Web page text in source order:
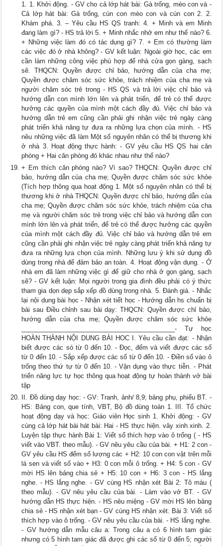
1. 1. Khởi động. - GV cho cả lớp hát bài: Gà trống, mèo con và -
Cả lớp hát bài: Gà trống, cún con mèo con và cún con 2. 2.
Khám phá. 3. – Yêu cầu HS QS tranh: 4. + Minh và em Minh
đang làm gì? - HS trả lời 5. + Minh nhắc nhở em như thế nào? 6.
+ Những việc làm đó có tác dụng gì? 7. + Em có thường làm
các việc đó ở nhà không? - GV kết luận: Ngoài giờ học, các em
cần làm những công việc phù hợp để nhà cửa gọn gàng, sạch
sẽ. THQCN: Quyền được chỉ bảo, hướng dẫn của cha mẹ;
Quyền được chăm sóc sức khỏe, trách nhiệm của cha mẹ và
người chăm sóc trẻ trong - HS QS và trả lời việc chỉ bảo và
hướng dẫn con mình lớn lên và phát triển, để trẻ có thể được
hưởng các quyền của mình một cách đầy đủ. Việc chỉ bảo và
hướng dẫn trẻ em cũng cần phải ghi nhận việc trẻ ngày càng
phát triển khả năng tự đưa ra những lựa chọn của mình. - HS
nêu những việc đã làm Một số nguyên nhân có thể bị thương khi
ở nhà 3. Hoạt động thực hành: - GV yêu cầu HS QS hai căn
phòng + Hai căn phòng đó khác nhau như thế nào?
+ Em thích căn phòng nào? Vì sao? THQCN: Quyền được chỉ
bảo, hướng dẫn của cha mẹ; Quyền được chăm sóc sức khỏe
(Tích hợp thông qua hoạt động 1. Một số nguyên nhân có thể bị
thương khi ở nhà THQCN: Quyền được chỉ bảo, hướng dẫn của
cha mẹ; Quyền được chăm sóc sức khỏe, trách nhiệm của cha
mẹ và người chăm sóc trẻ trong việc chỉ bảo và hướng dẫn con
mình lớn lên và phát triển, để trẻ có thể được hưởng các quyền
của mình một cách đầy đủ. Việc chỉ bảo và hướng dẫn trẻ em
cũng cần phải ghi nhận việc trẻ ngày càng phát triển khả năng tự
đưa ra những lựa chọn của mình. Những lưu ý khi sử dụng đồ
dùng trong nhà để đảm bảo an toàn. 4. Hoạt động vận dụng. - Ở
nhà em đã làm những việc gì để giữ cho nhà ở gọn gàng, sạch
sẽ? - GV kết luận: Mọi người trong gia đình đều phải có ý thức
tham gia dọn dẹp sắp xếp đồ dùng trong nhà. 5. Đánh giá. - Nhắc
lại nội dung bài học - Nhận xét tiết học - Hướng dẫn hs chuẩn bị
bài sau Điều chỉnh sau bài dạy: THQCN: Quyền được chỉ bảo,
hướng dẫn của cha mẹ; Quyền được chăm sóc sức khỏe
____________________________________________- Tự học
HOÀN THÀNH NỘI DUNG BÀI HOC I. Yêu cầu cần đạt: - Nhận
biết được các só từ 0 đến 10. - Đọc, đếm và viết được các số
từ 0 đến 10. - Sắp xếp được các số từ 0 đến 10. - Điền số vào ô
trống theo thứ tự từ 0 đến 10. - Vận dụng vào thực tiễn. - Phát
triển năng lực tự học thông qua hoạt động tự hoàn thành vở bài
tập
II. Đồ dùng dạy học: - GV: Tranh, ảnh/ 8,9; bảng phụ, phiếu BT. -
HS: Bảng con, que tính, VBT, Bộ đồ dùng toán 1. III. Tổ chức
hoạt động dạy và học: Giáo viên Học sinh 1. Khởi động: - GV
cùng cả lớp hát bài hát bài: Hai - HS thực hiện. vây xinh xinh. 2.
Luyện tập thực hành Bài 1: Viết số thích hợp vào ô trống ( - HS
viết vào VBT. theo mẫu). - GV nêu yêu cầu của bài. + H1: 2 con -
GV yêu cầu HS đếm số lượng các + H2: 10 con con vật trên mỗi
lá sen và viết số vào + H3: 0 con mỗi ô trống. + H4: 5 con - GV
mời HS lên bảng chia sẻ + H5: 10 con + H6: 3 con - HS lắng
nghe. - HS lắng nghe. - GV cùng HS nhận xét Bài 2: Tô màu (
theo mẫu). - GV nêu yêu cầu của bài. - Làm vào vở BT. - GV
hướng dẫn HS thực hiện. - HS nêu miệng - GV mời HS lên bảng
chia sẻ - HS nhận xét bạn - GV cùng HS nhận xét. Bài 3: Viết số
thích hợp vào ô trống. - GV nêu yêu cầu của bài. - HS lắng nghe.
- GV hướng dẫn mẫu câu a: Trong câu a có 6 hình tam giác
nhưng có 5 hình tam giác đã được ghi các số từ 0 đến 5; người